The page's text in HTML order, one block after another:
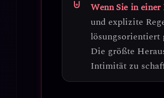
Wenn Sie in einer
und explizite
lösungsorientiert
Die größte
Intimität zu